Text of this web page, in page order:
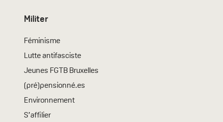
Militer
Féminisme
Lutte antifasciste
Jeunes FGTB Bruxelles
(pré)pensionné.es
Environnement
S’affilier